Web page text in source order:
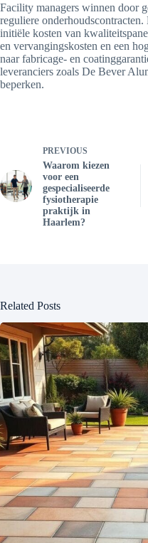
Facility managers winnen door
reguliere
initiële kosten van
en vervangingskosten en een
naar fabricage- en
leveranciers zoals De Bever
beperken.
PREVIOUS
Waarom kiezen
voor een
gespecialiseerde
fysiotherapie
praktijk in
Haarlem?
Related Posts